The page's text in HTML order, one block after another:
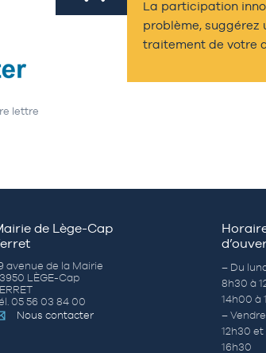
lettre
La participation
problème, suggérez
traitement de votre
de Lège-Cap
avenue de la Mairie
LÈGE-Cap
05 56 03 84 00
Nous contacter
– Du
8h30 à
14h00 à
–
12h30
16h30